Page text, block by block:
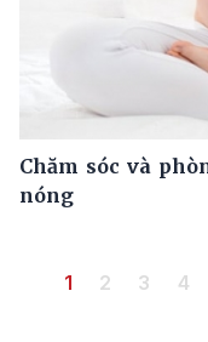
Chăm sóc và
nóng
Pagination
Trang hiện thời
1 Trang
2 Trang
3 4